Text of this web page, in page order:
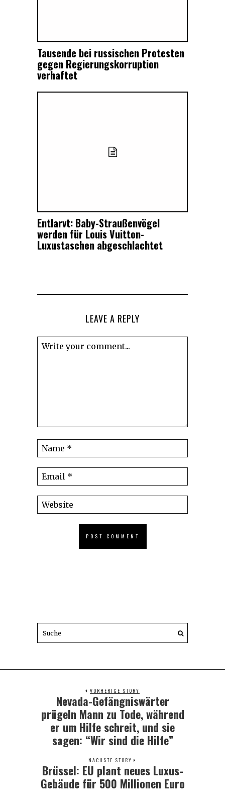
Tausende bei russischen Protesten
gegen Regierungskorruption
verhaftet
Entlarvt: Baby-Straußenvögel
werden für Louis Vuitton-
Luxustaschen abgeschlachtet
LEAVE A REPLY
VORHERIGE STORY
Previous
post:
Nevada-Gefängniswärter
prügeln Mann zu Tode, während
er um Hilfe schreit, und sie
sagen: “Wir sind die Hilfe”
NÄCHSTE STORY
Next
post:
Brüssel: EU plant neues Luxus-
Gebäude für 500 Millionen Euro